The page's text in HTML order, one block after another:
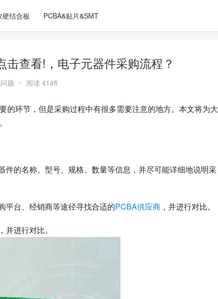
硬结合板 PCBA&贴片&SMT
查看!，电子元器件采购流程？
题 • 阅读 4148
的环节，但是采购过程中有很多需要注意的地方。本文将为大
件的名称、型号、规格、数量等信息，并尽可能详细地说明采
平台、经销商等途径寻找合适的PCBA供应商 ，并进行对比。
进行对比。